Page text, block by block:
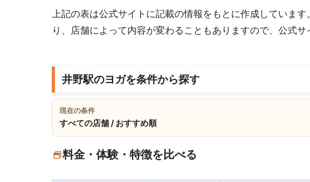
上記の表は公式サイトに記載の情報をもとに作成していま
り、店舗によって内容が変わることもありますので、公式サ
井野駅のヨガを条件から探す
現在の条件
すべての店舗 / おすすめ順
料金・体験・特徴を比べる